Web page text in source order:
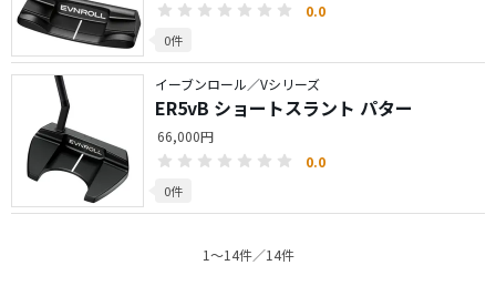
0.0
0件
イーブンロール／Vシリーズ
ER5vB ショートスラント パター
66,000円
0.0
0件
1〜14件／14件